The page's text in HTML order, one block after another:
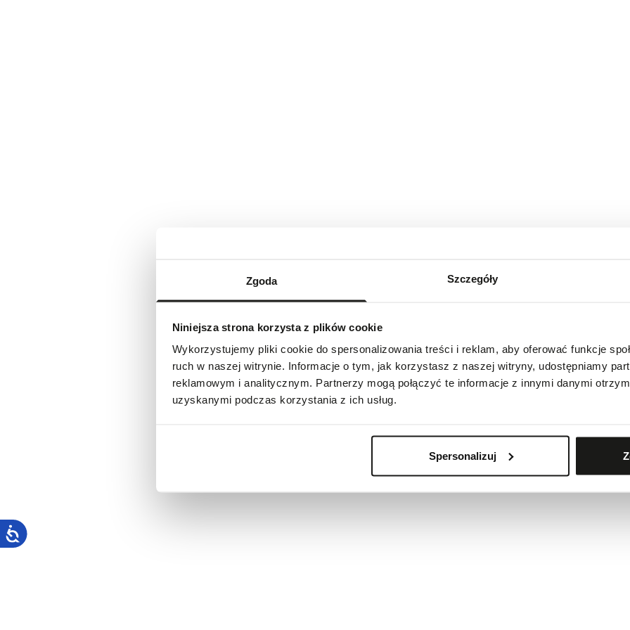
Zgoda Szczegóły
Niniejsza strona korzysta z plików cookie
Wykorzystujemy pliki cookie do spersonalizowania treści i reklam, aby oferować funkcje
ruch w naszej witrynie. Informacje o tym, jak korzystasz z naszej witryny, udostępniamy
reklamowym i analitycznym. Partnerzy mogą połączyć te informacje z innymi danymi
uzyskanymi podczas korzystania z ich usług.
Spersonalizuj